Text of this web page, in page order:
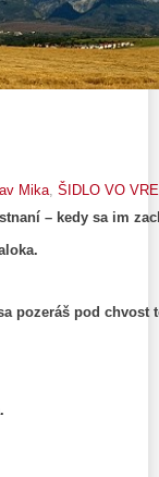
Mika ŠIDLO VO
– kedy sa im
pozeráš pod chvost